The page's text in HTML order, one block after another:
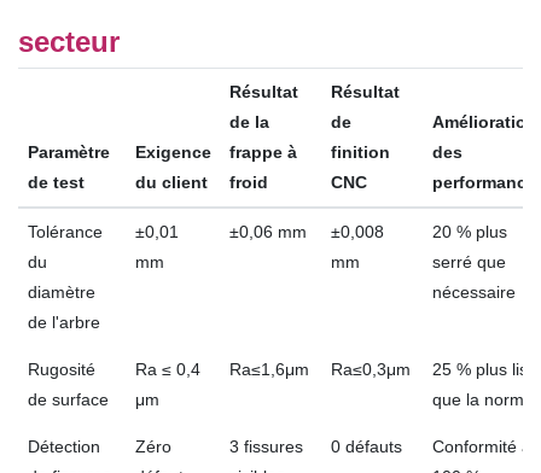
secteur
Paramètre
de test
Exigence
du client
Résultat
de la
frappe à
froid
Résultat
de
finition
CNC
Amélioration
des
Tolérance
du
diamètre
de l'arbre
±0,01
mm
±0,06 mm
±0,008
mm
20 % plus
serré que
nécessaire
Rugosité
de surface
Ra ≤ 0,4
μm
Ra≤1,6μm Ra≤0,3μm
25 % plus
que la norme
Détection
Zéro
3 fissures
0 défauts
Conformité à